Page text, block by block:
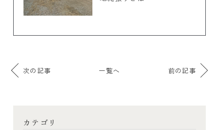
次の記事 一覧へ 前の記事
カテゴリ